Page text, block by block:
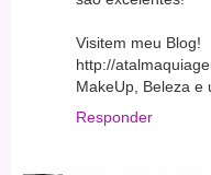
Visitem meu Blog!
http://
MakeUp, Beleza e
Responder